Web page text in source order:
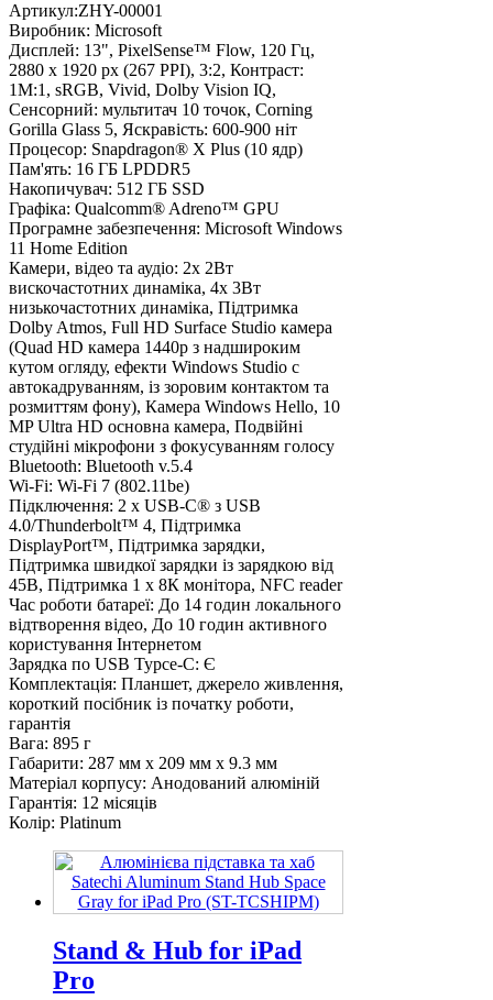
Артикул:ZHY-00001
Виробник: Microsoft
Дисплей: 13", PixelSense™ Flow, 120 Гц,
2880 х 1920 px (267 PPI), 3:2, Контраст:
1M:1, sRGB, Vivid, Dolby Vision IQ,
Сенсорний: мультитач 10 точок, Corning
Gorilla Glass 5, Яскравість: 600-900 ніт
Процесор: Snapdragon® X Plus (10 ядр)
Пам'ять: 16 ГБ LPDDR5
Накопичувач: 512 ГБ SSD
Графіка: Qualcomm® Adreno™ GPU
Програмне забезпечення: Microsoft Windows
11 Home Edition
Камери, відео та аудіо: 2х 2Вт
вискочастотних динаміка, 4х 3Вт
низькочастотних динаміка, Підтримка
Dolby Atmos, Full HD Surface Studio камера
(Quad HD камера 1440p з надшироким
кутом огляду, ефекти Windows Studio c
автокадруванням, із зоровим контактом та
розмиттям фону), Камера Windows Hello, 10
MP Ultra HD основна камера, Подвійні
студійні мікрофони з фокусуванням голосу
Bluetooth: Bluetooth v.5.4
Wi-Fi: Wi-Fi 7 (802.11be)
Підключення: 2 x USB-C® з USB
4.0/Thunderbolt™ 4, Підтримка
DisplayPort™, Підтримка зарядки,
Підтримка швидкої зарядки із зарядкою від
45В, Підтримка 1 х 8К монітора, NFC reader
Час роботи батареї: До 14 годин локального
відтворення відео, До 10 годин активного
користування Інтернетом
Зарядка по USB Typce-C: Є
Комплектація: Планшет, джерело живлення,
короткий посібник із початку роботи,
гарантія
Вага: 895 г
Габарити: 287 мм x 209 мм x 9.3 мм
Матеріал корпусу: Анодований алюміній
Гарантія: 12 місяців
Колір: Platinum
Stand & Hub for iPad
Pro